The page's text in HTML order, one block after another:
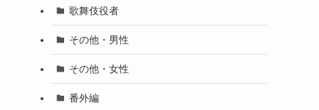
歌舞伎役者
その他・男性
その他・女性
番外編